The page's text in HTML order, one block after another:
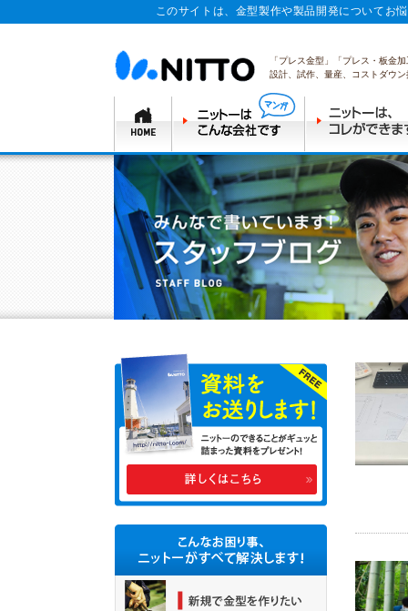
このサイトは、金型製作や製品開発についてお
「プレス金型」「プレス・板金
設計、試作、量産、コストダウ